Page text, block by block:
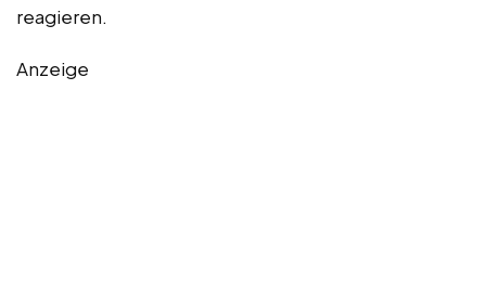
reagieren.
Anzeige